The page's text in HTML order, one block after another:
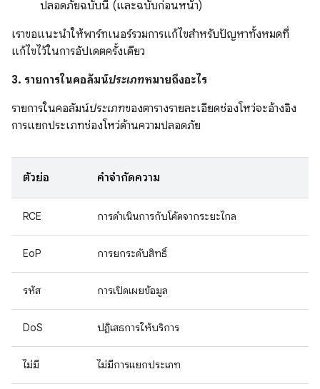
ปลอดภัยฉบับนี้ (และฉบับก่อนหน้า)
เราขอแนะนำให้พาร์ทเนอร์รวมการแก้ไขสำหรับปัญหาทั้งหมดที่
แก้ไขไว้ในการอัปเดตครั้งเดียว
3. รายการในคอลัมน์ประเภทหมายถึงอะไร
รายการในคอลัมน์ประเภทของตารางรายละเอียดช่องโหว่จะอ้างอิง
การแยกประเภทช่องโหว่ด้านความปลอดภัย
ตัวย่อ คำจำกัดความ
RCE การดำเนินการกับโค้ดจากระยะไกล
EoP การยกระดับสิทธิ์
รหัส การเปิดเผยข้อมูล
DoS ปฏิเสธการให้บริการ
ไม่มี ไม่มีการแยกประเภท